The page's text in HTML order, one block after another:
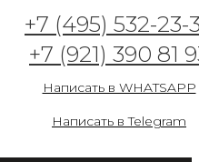
+7 (495) 532-23-
+7 (921) 390 81
Написать в WHATSAPP
Написать в Telegram